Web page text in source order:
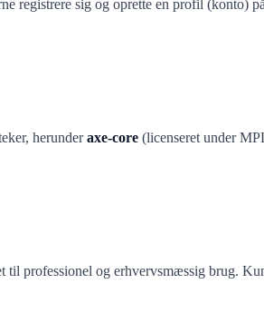
registrere sig og oprette en profil
herunderaxe-core (licenseret under
til professionel og erhvervsmæssig brug.